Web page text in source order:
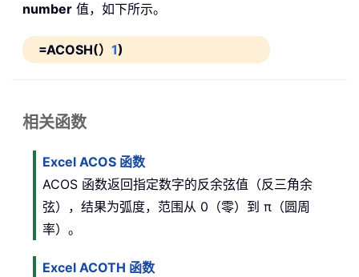
number 值，如下所示。
=ACOSH(） 1)
相关函数
Excel ACOS 函数
ACOS 函数返回指定数字的反余弦值（反三角余
弦），结果为弧度，范围从 0（零）到 π（圆周
率）。
Excel ACOTH 函数